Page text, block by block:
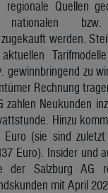
regionale Quellen
bzw.
werden.
gewinnbringend zu
Rechnung
zahlen Neukunden
Hinzu
Euro (sie sind
Euro). Insider und
der Salzburg AG
mit April